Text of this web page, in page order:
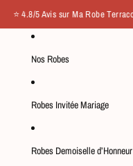
Avis sur Ma Robe Terracotta
Nos Robes
Robes Invitée Mariage
Robes Demoiselle d’Honneur